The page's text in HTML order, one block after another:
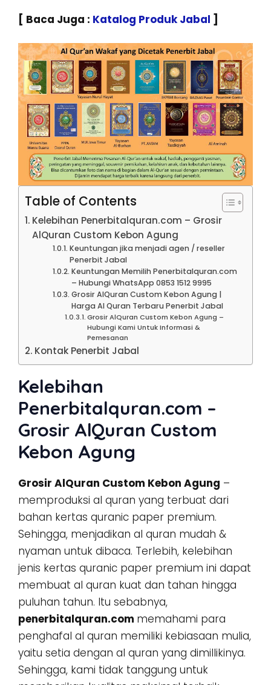
[ Baca Juga : Katalog Produk Jabal ]
Table of Contents
Kelebihan Penerbitalquran.com – Grosir
AlQuran Custom Kebon Agung
Keuntungan jika menjadi agen / reseller
Penerbit Jabal
Keuntungan Memilih Penerbitalquran.com
– Hubungi WhatsApp 0853 1512 9995
Grosir AlQuran Custom Kebon Agung |
Harga Al Quran Terbaru Penerbit Jabal
Grosir AlQuran Custom Kebon Agung –
Hubungi Kami Untuk Informasi &
Pemesanan
Kontak Penerbit Jabal
Kelebihan
Penerbitalquran.com –
Grosir AlQuran Custom
Kebon Agung
Grosir AlQuran Custom Kebon Agung –
memproduksi al quran yang terbuat dari
bahan kertas quranic paper premium.
Sehingga, menjadikan al quran mudah &
nyaman untuk dibaca. Terlebih, kelebihan
jenis kertas quranic paper premium ini dapat
membuat al quran kuat dan tahan hingga
puluhan tahun. Itu sebabnya,
penerbitalquran.com memahami para
penghafal al quran memiliki kebiasaan mulia,
yaitu setia dengan al quran yang dimillikinya.
Sehingga, kami tidak tanggung untuk